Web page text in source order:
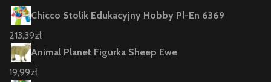
Chicco Stolik Edukacyjny Hobby Pl-En 6369
213,39zł
Animal Planet Figurka Sheep Ewe
19,99zł